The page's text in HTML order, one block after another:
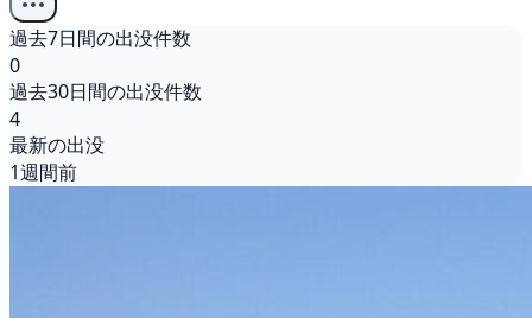
過去7日間の出没件数
0
過去30日間の出没件数
4
最新の出没
1週間前